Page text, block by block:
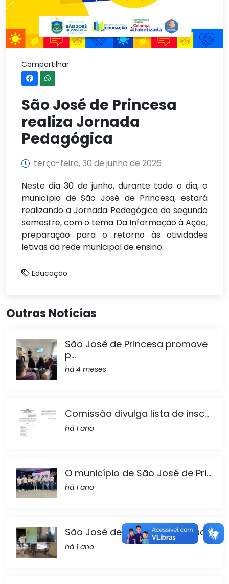
Compartilhar:
São José de Princesa
realiza Jornada
Pedagógica
terça-feira, 30 de junho de 2026
Neste dia 30 de junho, durante todo o dia, o
município de São José de Princesa, estará
realizando a Jornada Pedagógica do segundo
semestre, com o tema Da Informação à Ação,
preparação para o retorno às atividades
letivas da rede municipal de ensino.
Educação
Outras Notícias
São José de Princesa promove
p...
há 4 meses
Comissão divulga lista de insc...
há 1 ano
O município de São José de Pri...
há 1 ano
São José de Princesa continua...
há 1 ano